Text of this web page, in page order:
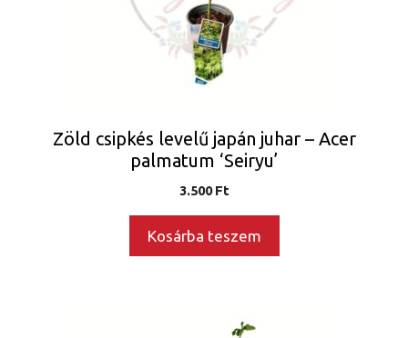
Zöld csipkés levelű japán juhar – Acer
palmatum ‘Seiryu’
3.500Ft
Kosárba teszem